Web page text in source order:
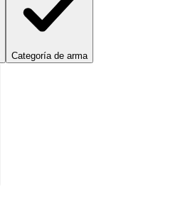
Categoría de arma